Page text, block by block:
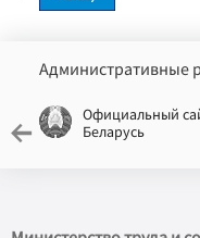
Административные
Официальный
Беларусь